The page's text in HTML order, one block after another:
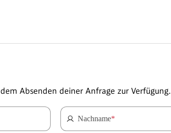
Absenden deiner Anfrage zur Verfügung.
Nachname*